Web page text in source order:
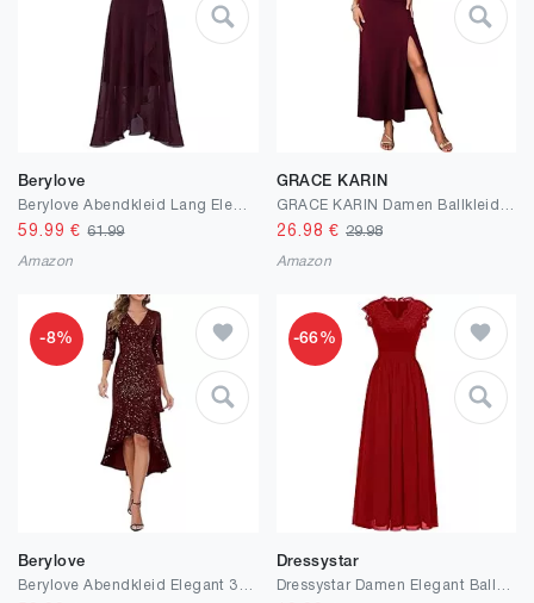
Berylove
59.99 €61.99
Amazon
GRACE KARIN
26.98 € 29.98
Amazon
-8%
Berylove
-66%
Dressystar